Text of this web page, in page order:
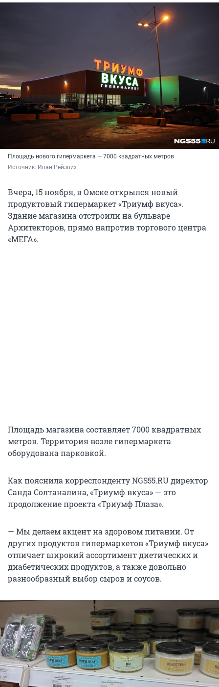
Площадь нового гипермаркета — 7000 квадратных метров
Источник: Иван Рейзвих
Вчера, 15 ноября, в Омске открылся новый
продуктовый гипермаркет «Триумф вкуса».
Здание магазина отстроили на бульваре
Архитекторов, прямо напротив торгового центра
«МЕГА».
Площадь магазина составляет 7000 квадратных
метров. Территория возле гипермаркета
оборудована парковкой.
Как пояснила корреспонденту NGS55.RU директор
Санда Солтаналина, «Триумф вкуса» — это
продолжение проекта «Триумф Плаза».
— Мы делаем акцент на здоровом питании. От
других продуктов гипермаркетов «Триумф вкуса»
отличает широкий ассортимент диетических и
диабетических продуктов, а также довольно
разнообразный выбор сыров и соусов.